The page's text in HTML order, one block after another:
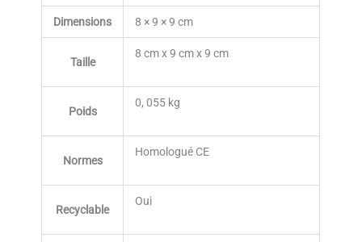
Dimensions 8 × 9 × 9 cm
Taille
8 cm x 9 cm x 9 cm
Poids
0, 055 kg
Normes
Homologué CE
Recyclable
Oui